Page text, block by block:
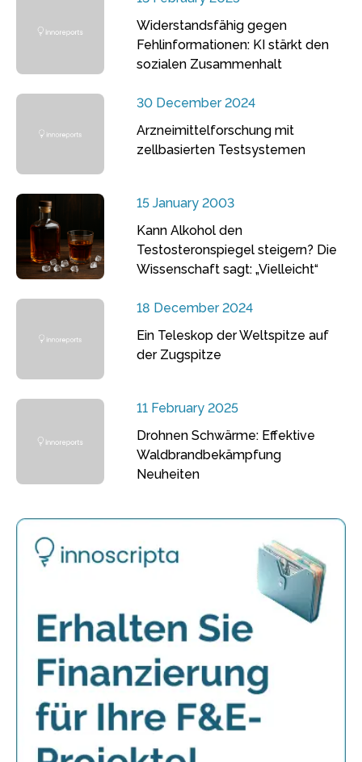
Widerstandsfähig gegen
Fehlinformationen: KI stärkt den
sozialen Zusammenhalt
30 December 2024
Arzneimittelforschung mit
zellbasierten Testsystemen
15 January 2003
Kann Alkohol den
Testosteronspiegel steigern? Die
Wissenschaft sagt: „Vielleicht“
18 December 2024
Ein Teleskop der Weltspitze auf
der Zugspitze
11 February 2025
Drohnen Schwärme: Effektive
Waldbrandbekämpfung
Neuheiten